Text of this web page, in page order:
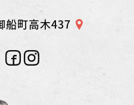
船町高木437